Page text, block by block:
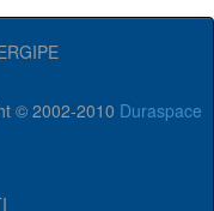
© 2002-2010 Duraspace